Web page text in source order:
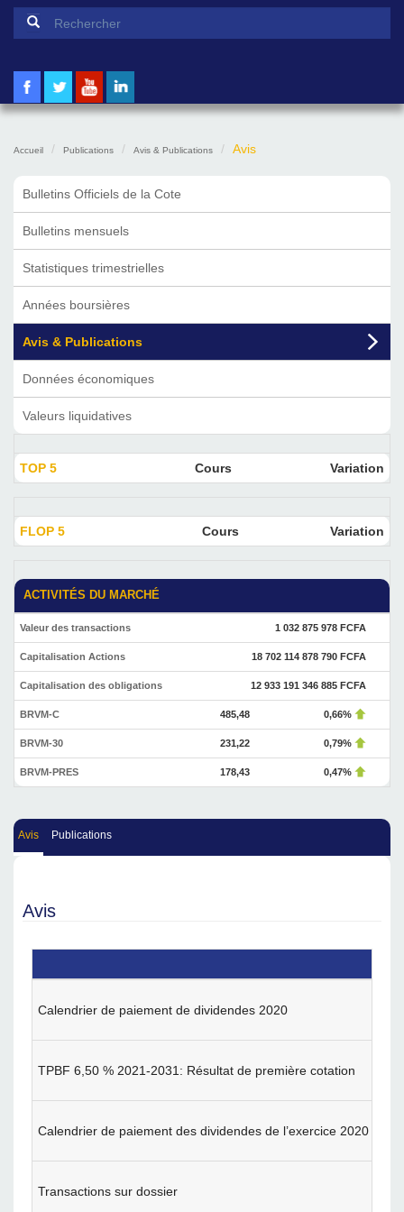
Formulaire de recherche
Accueil Publications Avis & Publications Avis
Bulletins Officiels de la Cote
Bulletins mensuels
Statistiques trimestrielles
Années boursières
Avis & Publications
Données économiques
Valeurs liquidatives
TOP 5 Cours Variation
FLOP 5 Cours Variation
ACTIVITÉS DU MARCHÉ
Valeur des transactions 1 032 875 978 FCFA
Capitalisation Actions 18 702 114 878 790 FCFA
Capitalisation des obligations 12 933 191 346 885 FCFA
BRVM-C 485,48 0,66%
BRVM-30 231,22 0,79%
BRVM-PRES 178,43 0,47%
Avis Publications
Avis
Calendrier de paiement de dividendes 2020
TPBF 6,50 % 2021-2031: Résultat de première cotation
Calendrier de paiement des dividendes de l’exercice 2020
Transactions sur dossier